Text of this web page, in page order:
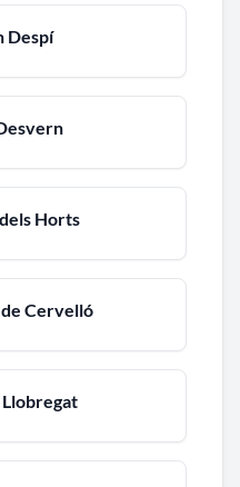
Despí
Horts
Cervelló